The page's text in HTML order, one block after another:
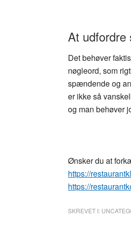
At udfordre
Det behøver
nøgleord, som
spændende og
er ikke så
og man behøver
Ønsker du at
https://
https://
SKREVET I: